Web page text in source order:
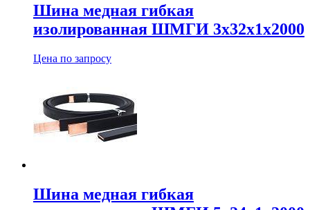
Шина медная гибкая
изолированная ШМГИ 3х32х1х2000
Цена по запросу
Шина медная гибкая